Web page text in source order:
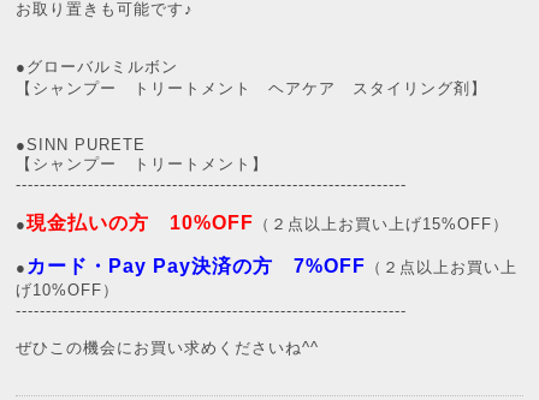
お取り置きも可能です♪
●グローバルミルボン
【シャンプー トリートメント ヘアケア スタイリング剤】
●SINN PURETE
【シャンプー トリートメント】
-----------------------------------------------------------------
●現金払いの方 10%OFF （２点以上お買い上げ15%OFF）
● カード・Pay Pay決済の方 7%OFF （２点以上お買い上
げ10%OFF）
-----------------------------------------------------------------
ぜひこの機会にお買い求めくださいね^^